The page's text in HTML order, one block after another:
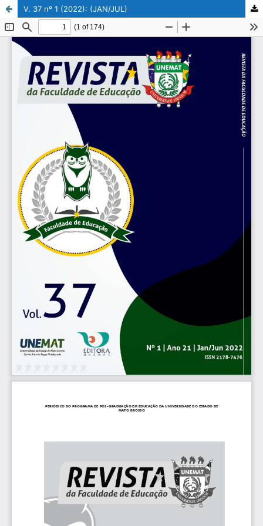
V. 37 nº 1 (2022): (JAN/JUL)